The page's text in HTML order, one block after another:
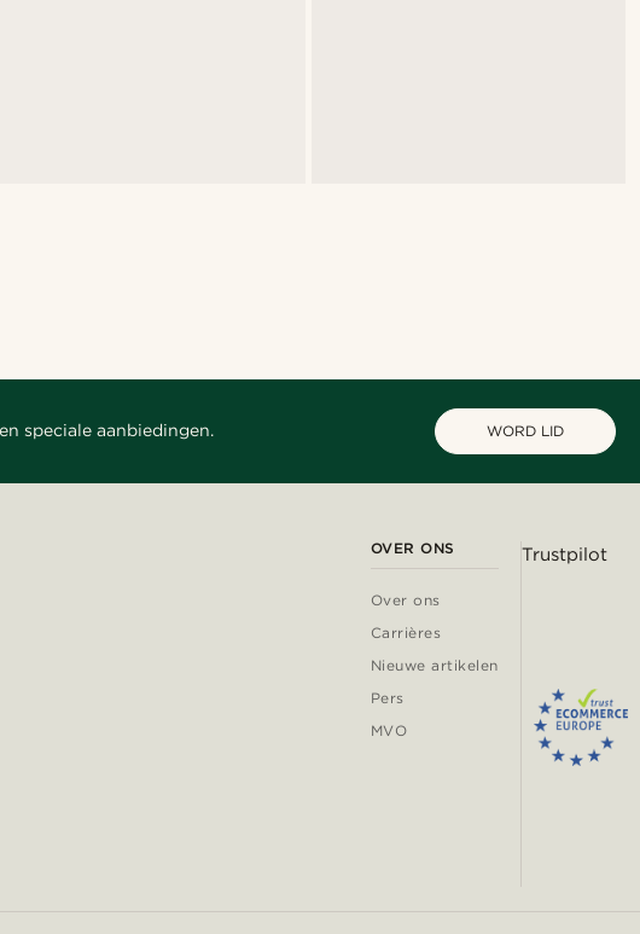
speciale aanbiedingen. WORD LID
OVER ONS
Over ons
Carrières
Nieuwe artikelen
Pers
MVO
Trustpilot